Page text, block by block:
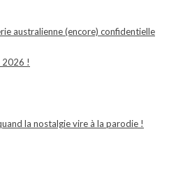
australienne (encore) confidentielle
2026 !
la nostalgie vire à la parodie !